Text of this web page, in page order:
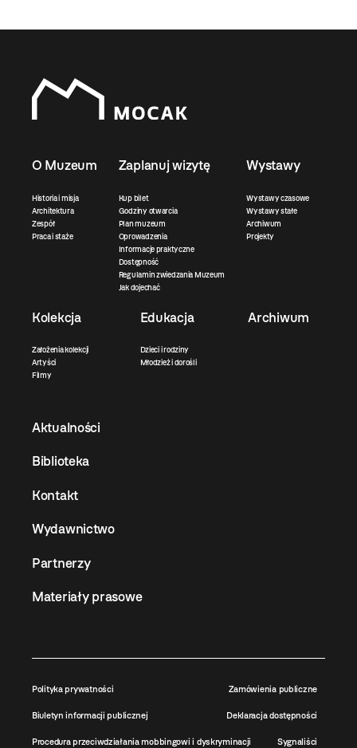
O Muzeum
Historia i misja
Architektura
Zespół
Praca i staże
Zaplanuj wizytę
Kup bilet
Godziny otwarcia
Plan muzeum
Oprowadzenia
Informacje praktyczne
Dostępność
Regulamin zwiedzania Muzeum
Jak dojechać
Wystawy
Wystawy czasowe
Wystawy stałe
Archiwum
Projekty
Kolekcja
Założenia kolekcji
Artyści
Filmy
Edukacja
Dzieci i rodziny
Młodzież i dorośli
Archiwum
Aktualności
Biblioteka
Kontakt
Wydawnictwo
Partnerzy
Materiały prasowe
Polityka prywatności Zamówienia publiczne
Biuletyn informacji publicznej Deklaracja dostępności
Procedura przeciwdziałania mobbingowi i dyskryminacji Sygnaliści